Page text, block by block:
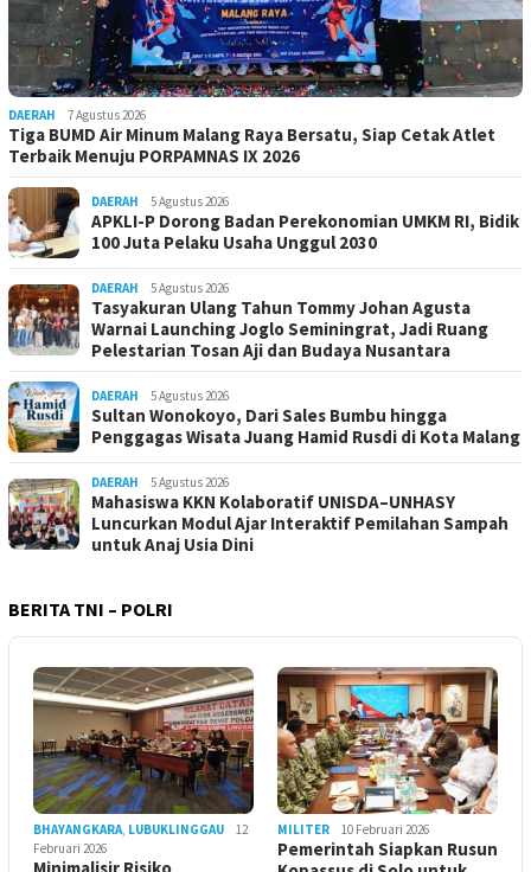
DAERAH 7 Agustus 2026
Tiga BUMD Air Minum Malang Raya Bersatu, Siap Cetak Atlet
Terbaik Menuju PORPAMNAS IX 2026
DAERAH 5 Agustus 2026
APKLI-P Dorong Badan Perekonomian UMKM RI, Bidik
100 Juta Pelaku Usaha Unggul 2030
DAERAH 5 Agustus 2026
Tasyakuran Ulang Tahun Tommy Johan Agusta
Warnai Launching Joglo Seminingrat, Jadi Ruang
Pelestarian Tosan Aji dan Budaya Nusantara
DAERAH 5 Agustus 2026
Sultan Wonokoyo, Dari Sales Bumbu hingga
Penggagas Wisata Juang Hamid Rusdi di Kota Malang
DAERAH 5 Agustus 2026
Mahasiswa KKN Kolaboratif UNISDA–UNHASY
Luncurkan Modul Ajar Interaktif Pemilahan Sampah
untuk Anaj Usia Dini
BERITA TNI – POLRI
BHAYANGKARA, LUBUKLINGGAU
12
Februari 2026
MILITER 10 Februari 2026
Pemerintah Siapkan Rusun